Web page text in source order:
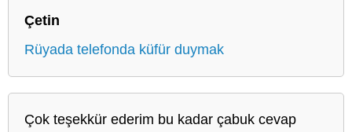
Çetin
Rüyada telefonda küfür duymak
Çok teşekkür ederim bu kadar çabuk cevap